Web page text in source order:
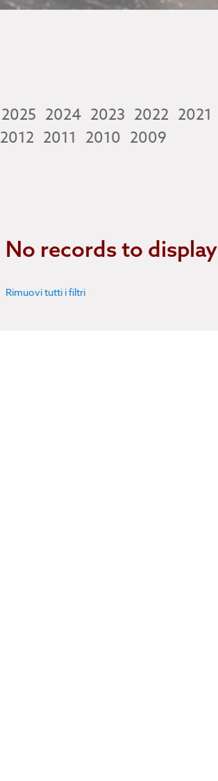
2025 2024 2023 2022 2021
2012 2011 2010 2009
No records to display
Rimuovi tutti i filtri